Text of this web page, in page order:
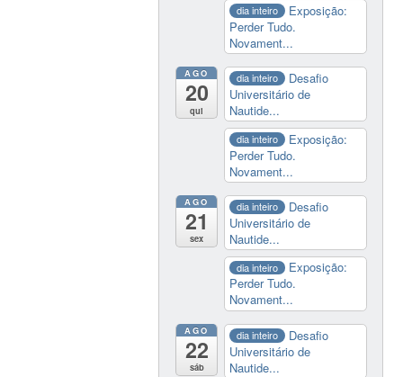
dia inteiro
Exposição:
Perder Tudo.
Novament...
AGO
20
qui
dia inteiro
Desafio
Universitário de
Nautide...
dia inteiro
Exposição:
Perder Tudo.
Novament...
AGO
21
sex
dia inteiro
Desafio
Universitário de
Nautide...
dia inteiro
Exposição:
Perder Tudo.
Novament...
AGO
22
sáb
dia inteiro
Desafio
Universitário de
Nautide...